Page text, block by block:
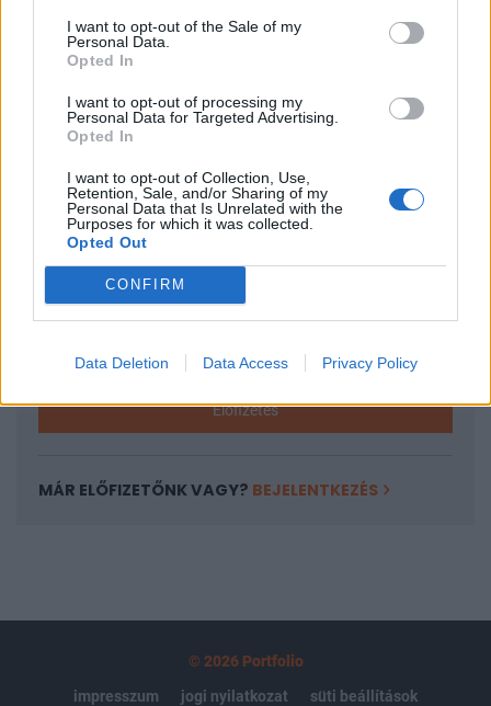
I want to opt-out of the Sale of my
Personal Data.
Opted In
I want to opt-out of processing my
Personal Data for Targeted Advertising.
Opted In
I want to opt-out of Collection, Use,
Retention, Sale, and/or Sharing of my
Personal Data that Is Unrelated with the
Purposes for which it was collected.
Opted Out
CONFIRM
Data Deletion Data Access Privacy Policy
szintű képzések lebonyolítására. Az Atomkiban a
radiokarbon mérésére alapozott kutatásoknak...
KEDVES OLVASÓNK!
A keresett cikk a portfolio.hu hírarchívumához
tartozik, melynek olvasása előfizetéses
regisztrációhoz kötött.
Az előfizetés a következőket tartalmazza:
Portfolio.hu teljes cikkarchívum
Kötéslisták: BÉT elmúlt 2 év napon belüli
kötéslistái
Előfizetés
MÁR ELŐFIZETŐNK VAGY? BEJELENTKEZÉS
© 2026 Portfolio
impresszum
jogi nyilatkozat süti beállítások